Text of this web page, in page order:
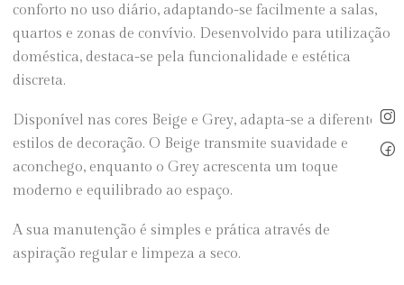
conforto no uso diário, adaptando-se facilmente a salas,
quartos e zonas de convívio. Desenvolvido para utilização
doméstica, destaca-se pela funcionalidade e estética
discreta.
Disponível nas cores Beige e Grey, adapta-se a diferentes
estilos de decoração. O Beige transmite suavidade e
aconchego, enquanto o Grey acrescenta um toque
moderno e equilibrado ao espaço.
A sua manutenção é simples e prática através de
aspiração regular e limpeza a seco.